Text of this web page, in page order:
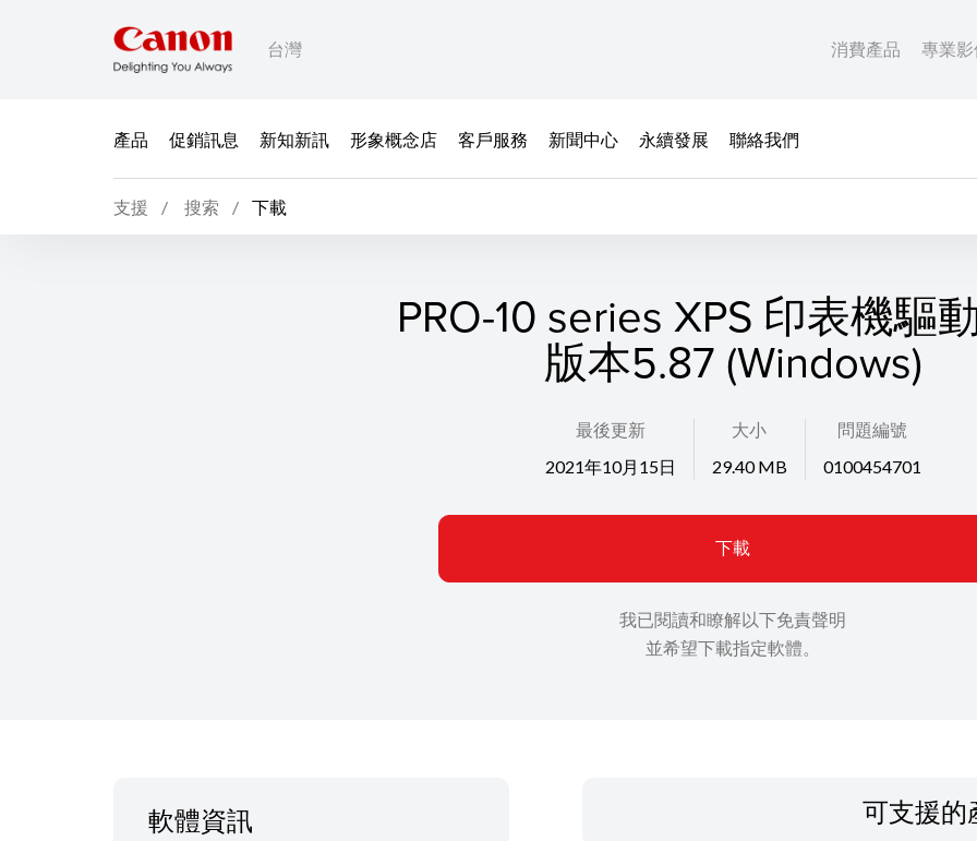
台灣 消費產品 專業影
產品 促銷訊息 新知新訊 形象概念店 客戶服務 新聞中心 永續發展 聯絡我們
支援 搜索 下載
PRO-10 series XPS 印表機驅
版本5.87 (Windows)
最後更新
2021年10月15日
大小
29.40 MB
問題編號
0100454701
下載
我已閱讀和瞭解以下免責聲明
並希望下載指定軟體。
軟體資訊 可支援的